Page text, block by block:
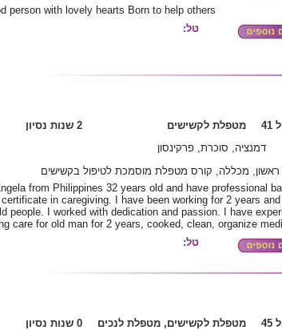
person with lovely hearts Born to help others
טל:
מטפלת לקשישים
2 שנות נסיון
דמנציה, סוכרת, פרקינסון
ראשון, מכללה, קורס מטפלת מוסמכת לטיפול בקשישים
from Philippines 32 years old and have professional
in caregiving. I have been working for 2 years and
people. I worked with dedication and passion. I have
care for old man for 2 years, cooked, clean, organize
טל:
מטפלת לקשישים, מטפלת לנכים
0 שנות נסיון